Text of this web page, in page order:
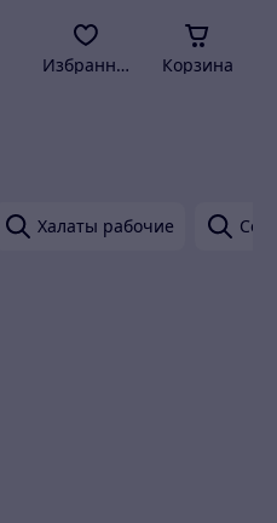
Избранное Корзина
Халаты рабочие